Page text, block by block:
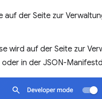
auf der Seite zur
wird auf der Seite zur
in der JSON-